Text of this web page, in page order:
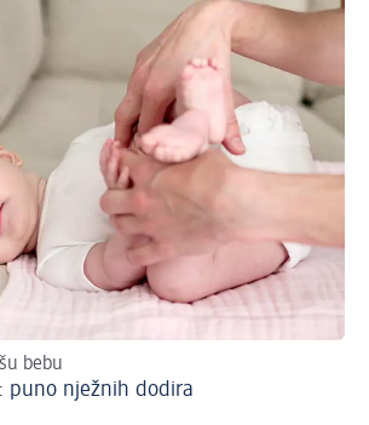
bebu
puno nježnih dodira